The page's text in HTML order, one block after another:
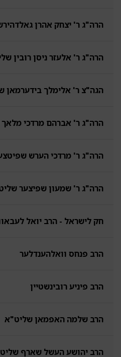
הרה"ג ר' יצחק אהרן
הרה"ג ר' אלעזר ניסן רובין
הגה"צ ר' אלימלך בידערמאן
הרה"ג ר' אברהם מרדכי
הרה"ג ר' מרדכי הערש
הרה"ג ר' שמעון שפיצער
חק לישראל - הרב יואל
הרב פנחס וואלהענדלער
הרב פיניע רובינשטיין
הרב שלמה האפמאן שליט"א
הרב יהושע העשל שארף